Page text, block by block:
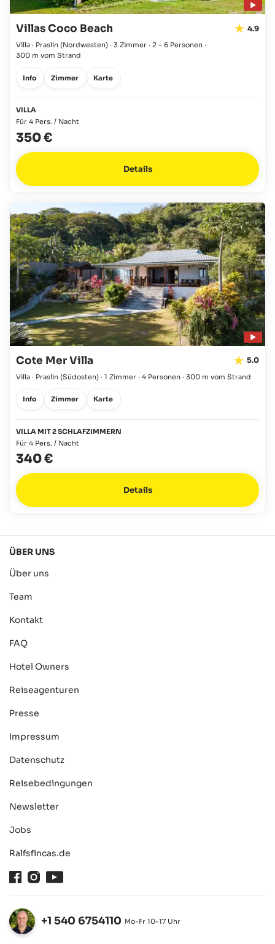
Villas Coco Beach 4.9
Villa · Praslin (Nordwesten) · 3 Zimmer · 2 - 6 Personen ·
300 m vom Strand
Info Zimmer Karte
VILLA
Für 4 Pers. / Nacht
350 €
Details
Cote Mer Villa 5.0
Villa · Praslin (Südosten) · 1 Zimmer · 4 Personen · 300 m vom Strand
Info Zimmer Karte
VILLA MIT 2 SCHLAFZIMMERN
Für 4 Pers. / Nacht
340 €
Details
ÜBER UNS
Über uns
Team
Kontakt
FAQ
Hotel Owners
Reiseagenturen
Presse
Impressum
Datenschutz
Reisebedingungen
Newsletter
Jobs
Ralfsfincas.de
FacebookInstagram
Öffnen
+1 540 6754110 Mo-Fr 10-17 Uhr